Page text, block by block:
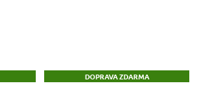
DOPRAVA ZDARMA